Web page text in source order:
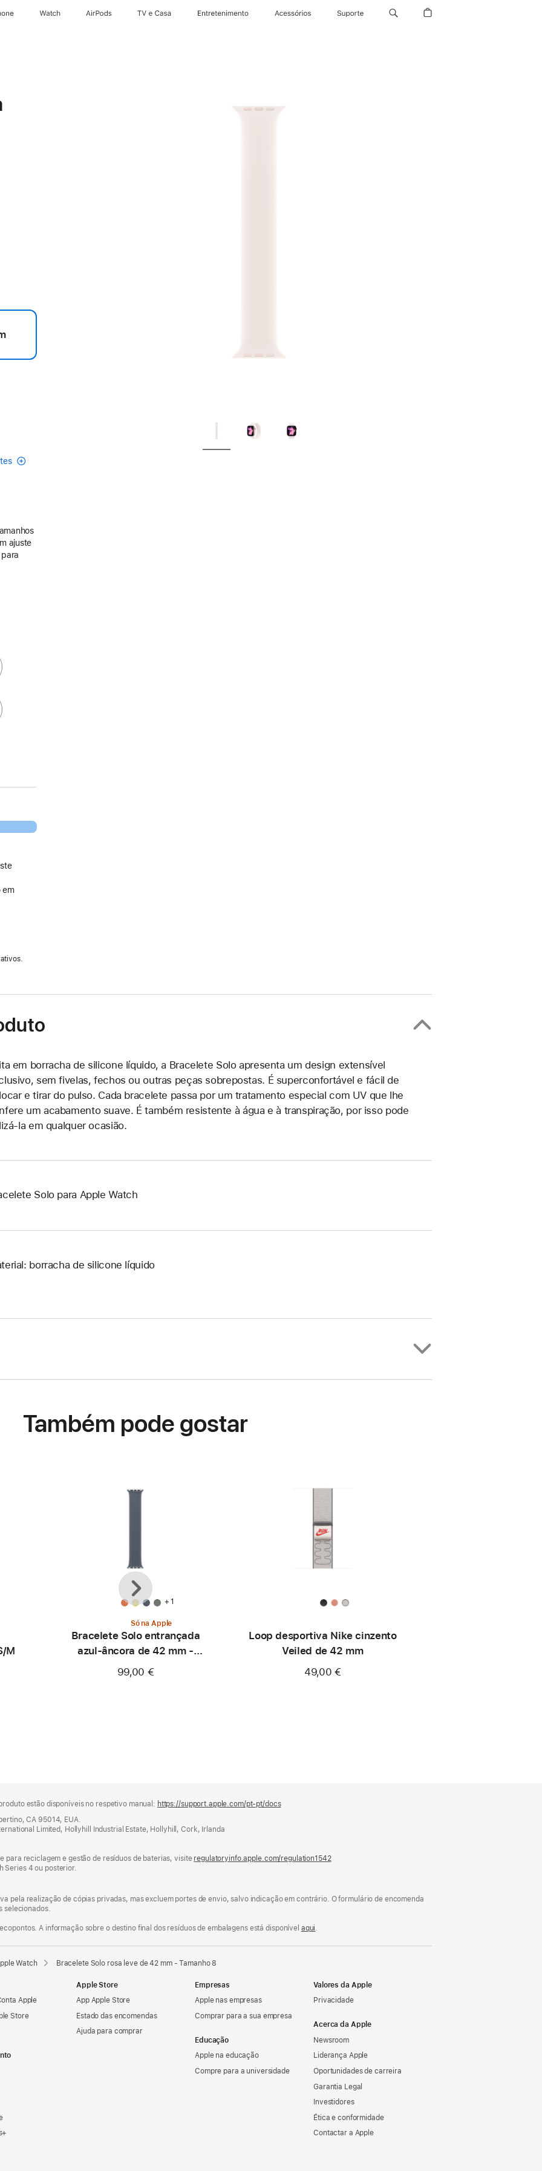
Watch AirPods TV e Casa Entretenimento Acessórios Suporte
ajuste
em
em borracha de silicone líquido, a Bracelete Solo apresenta um design extensível
sem fivelas, fechos ou outras peças sobrepostas. É superconfortável e fácil de
e tirar do pulso. Cada bracelete passa por um tratamento especial com UV que lhe
um acabamento suave. É também resistente à água e à transpiração, por isso pode
la em qualquer ocasião.
Solo para Apple Watch
borracha de silicone líquido
Também pode gostar
M
+ 1
Só na Apple
Bracelete Solo entrançada
azul‑âncora de 42 mm -
Tamanho 0
99,00 €
Loop desportiva Nike cinzento
Veiled de 42 mm
49,00 €
Anterior
Seguinte
estão disponíveis no respetivo manual: https://support.apple.com/pt-pt/docs(abre
CA 95014, EUA.
Limited, Hollyhill Industrial Estate, Hollyhill, Cork, Irlanda
para reciclagem e gestão de resíduos de baterias, visite regulatoryinfo.apple.com/regulation1542(abre
Series 4 ou posterior.
pela realização de cópias privadas, mas excluem portes de envio, salvo indicação em contrário. O formulário de encomenda
selecionados.
A informação sobre o destino final dos resíduos de embalagens está disponível aqui.
Watch Bracelete Solo rosa leve de 42 mm - Tamanho 8
Apple
Store
Apple Store
App Apple Store
Estado das encomendas
Ajuda para comprar
Empresas
Apple nas empresas
Comprar para a sua empresa
Educação
Apple na educação
Compre para a universidade
Valores da Apple
Privacidade
Acerca da Apple
Newsroom
Liderança Apple
Oportunidades de carreira
Garantia Legal
Investidores
Ética e conformidade
Contactar a Apple